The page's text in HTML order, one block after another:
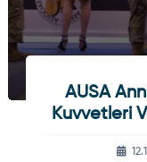
AUSA
Kuvvetleri